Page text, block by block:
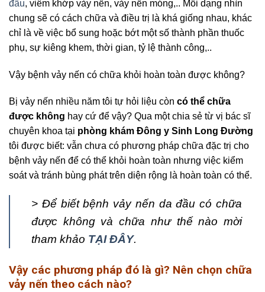
đầu, viêm khớp vảy nến, vảy nến móng,.. Mỗi dạng nhìn
chung sẽ có cách chữa và điều trị là khá giống nhau, khác
chỉ là về việc bổ sung hoặc bớt một số thành phần thuốc
phụ, sự kiêng khem, thời gian, tỷ lệ thành công,..
Vậy bệnh vảy nến có chữa khỏi hoàn toàn được không?
Bị vảy nến nhiều năm tôi tự hỏi liệu còn có thể chữa
được không hay cứ để vậy? Qua một chia sẻ từ vị bác sĩ
chuyên khoa tại phòng khám Đông y Sinh Long Đường
tôi được biết: vẫn chưa có phương pháp chữa đặc trị cho
bệnh vảy nến để có thể khỏi hoàn toàn nhưng việc kiểm
soát và tránh bùng phát trên diện rộng là hoàn toàn có thể.
> Để biết bệnh vảy nến da đầu có chữa
được không và chữa như thế nào mời
tham khảo TẠI ĐÂY.
Vậy các phương pháp đó là gì? Nên chọn chữa
vảy nến theo cách nào?